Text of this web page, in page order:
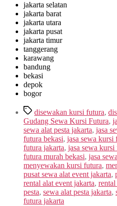
jakarta selatan
jakarta barat
jakarta utara
jakarta pusat
jakarta timur
tanggerang
karawang
bandung
bekasi
depok
bogor
Tagsdisewakan kursi futura,
Gudang Sewa Kursi Futura,
sewa alat pesta jakarta, jasa
futura bekasi, jasa sewa kursi
futura jakarta, jasa sewa
futura murah bekasi, jasa
menyewakan kursi futura,
pusat sewa alat event jakarta,
rental alat event jakarta, rental
pesta, sewa alat pesta jakarta,
futura jakarta